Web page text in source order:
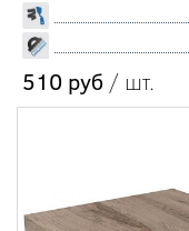
510 руб / шт.